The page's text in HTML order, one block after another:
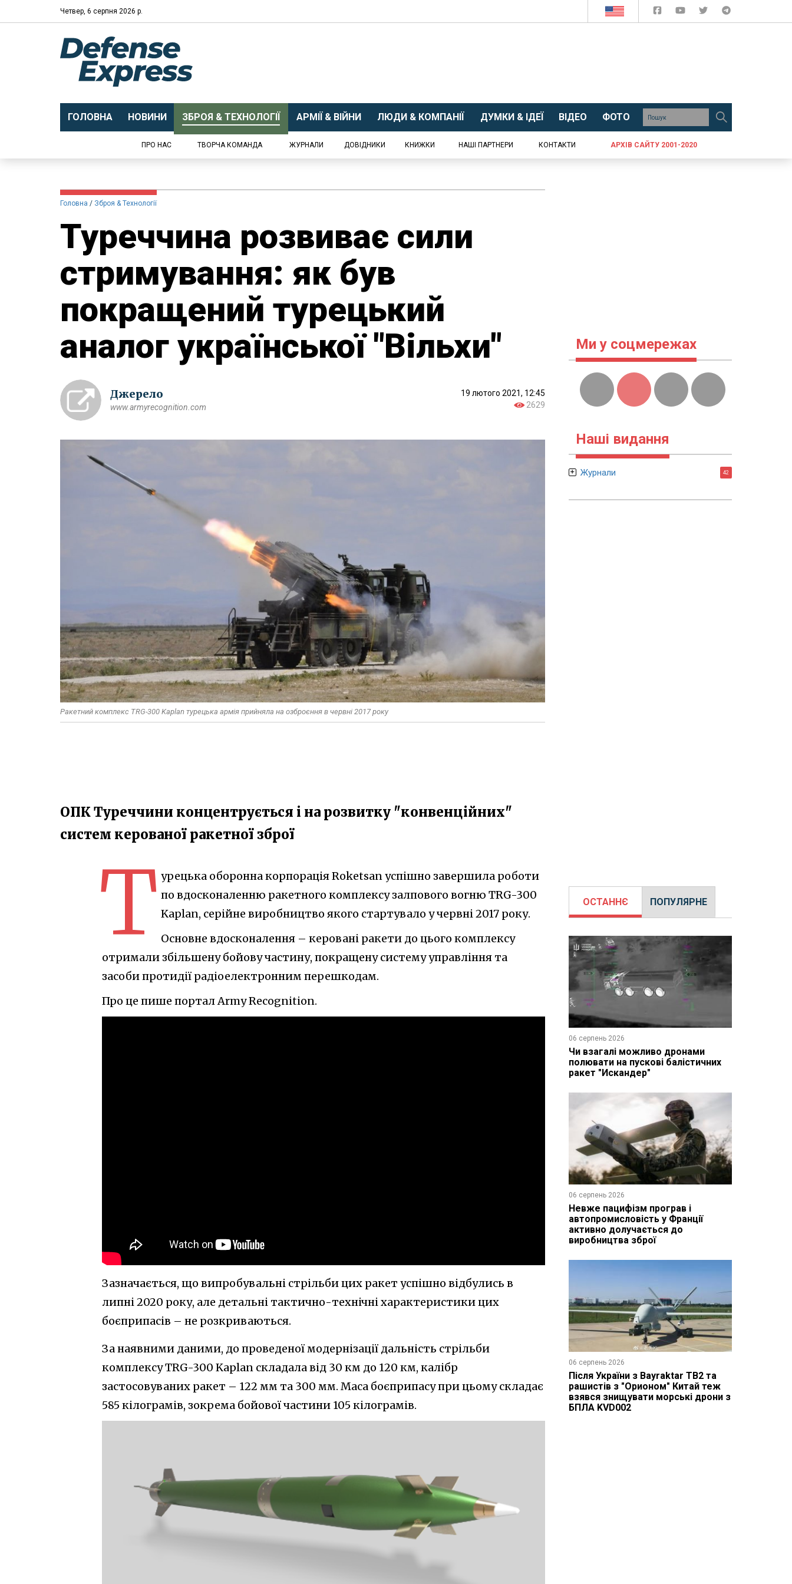
Четвер, 6 серпня 2026 р.
ГОЛОВНА НОВИНИ ЗБРОЯ & ТЕХНОЛОГІЇ АРМІЇ & ВІЙНИ ЛЮДИ & КОМПАНІЇ ДУМКИ & ІДЕЇ ВІДЕО ФОТО
ПРО НАС ТВОРЧА КОМАНДА ЖУРНАЛИ ДОВІДНИКИ КНИЖКИ НАШІ ПАРТНЕРИ КОНТАКТИ АРХІВ САЙТУ 2001-2020
Головна Зброя & Технології
Туреччина розвиває сили
стримування: як був
покращений турецький
аналог української "Вільхи"
Джерело
www.armyrecognition.com
19 лютого 2021, 12:45
2629
Ракетний комплекс TRG-300 Kaplan турецька армія прийняла на озброєння в червні 2017 року
ОПК Туреччини концентрується і на розвитку "конвенційних"
систем керованої ракетної зброї
Т урецька оборонна корпорація Roketsan успішно завершила роботи
по вдосконаленню ракетного комплексу залпового вогню TRG-300
Kaplan, серійне виробництво якого стартувало у червні 2017 року.
Основне вдосконалення – керовані ракети до цього комплексу
отримали збільшену бойову частину, покращену систему управління та
засоби протидії радіоелектронним перешкодам.
Про це пише портал Army Recognition.
Зазначається, що випробувальні стрільби цих ракет успішно відбулись в
липні 2020 року, але детальні тактично-технічні характеристики цих
боєприпасів – не розкриваються.
За наявними даними, до проведеної модернізації дальність стрільби
комплексу TRG-300 Kaplan складала від 30 км до 120 км, калібр
застосовуваних ракет – 122 мм та 300 мм. Маса боєприпасу при цьому складає
585 кілограмів, зокрема бойової частини 105 кілограмів.
Ми у соцмережах
Наші видання
Журнали 42
ОСТАННЄ ПОПУЛЯРНЕ
06 серпень 2026
Чи взагалі можливо дронами
полювати на пускові балістичних
ракет "Искандер"
06 серпень 2026
Невже пацифізм програв і
автопромисловість у Франції
активно долучається до
виробництва зброї
06 серпень 2026
Після України з Bayraktar TB2 та
рашистів з "Орионом" Китай теж
взявся знищувати морські дрони з
БПЛА KVD002